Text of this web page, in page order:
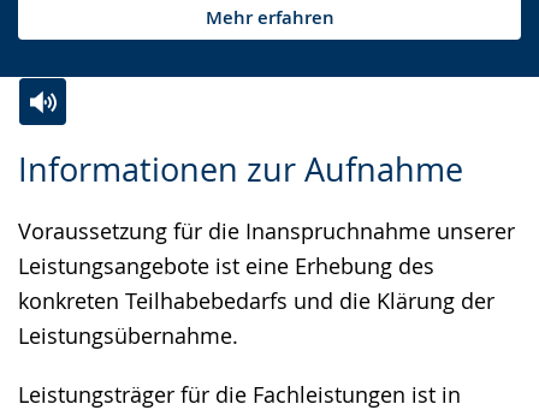
Mehr erfahren
Informationen zur Aufnahme
Voraussetzung für die Inanspruchnahme unserer
Leistungsangebote ist eine Erhebung des
konkreten Teilhabebedarfs und die Klärung der
Leistungsübernahme.
Leistungsträger für die Fachleistungen ist in
Leichten
wechseln.
Audio-
Video
Deutscher
Gebärdensprache
wird
angezeigt.